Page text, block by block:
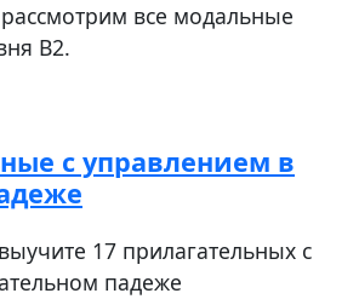
все модальные
В2.
с управлением в
17 прилагательных с
падеже